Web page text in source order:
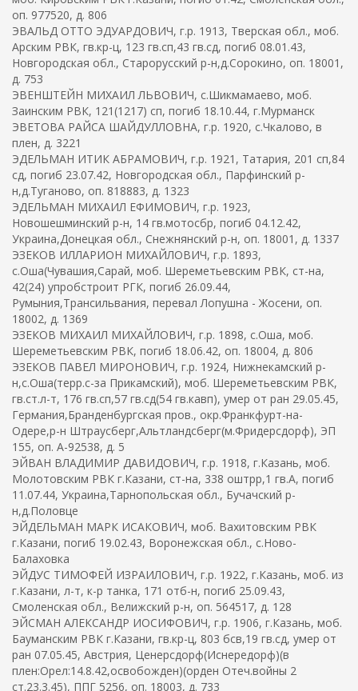
оп. 977520, д. 806
ЭВАЛЬД ОТТО ЭДУАРДОВИЧ, г.р. 1913, Тверская обл., моб.
Арским РВК, гв.кр-ц, 123 гв.сп,43 гв.сд, погиб 08.01.43,
Новгородская обл., Старорусский р-н,д.Сорокино, оп. 18001,
д. 753
ЭВЕНШТЕЙН МИХАИЛ ЛЬВОВИЧ, с.Шикмамаево, моб.
Заинским РВК, 121(1217) сп, погиб 18.10.44, г.Мурманск
ЭВЕТОВА РАЙСА ШАЙДУЛЛОВНА, г.р. 1920, с.Чкалово, в
плен, д. 3221
ЭДЕЛЬМАН ИТИК АБРАМОВИЧ, г.р. 1921, Татария, 201 сп,84
сд, погиб 23.07.42, Новгородская обл., Парфинский р-
н,д.Туганово, оп. 818883, д. 1323
ЭДЕЛЬМАН МИХАИЛ ЕФИМОВИЧ, г.р. 1923,
Новошешминский р-н, 14 гв.мотосбр, погиб 04.12.42,
Украина,Донецкая обл., Снежнянский р-н, оп. 18001, д. 1337
ЭЗЕКОВ ИЛЛАРИОН МИХАЙЛОВИЧ, г.р. 1893,
с.Оша(Чувашия,Сарай, моб. Шереметьевским РВК, ст-на,
42(24) упробстроит РГК, погиб 26.09.44,
Румыния,Трансильвания, перевал Лопушна - Жосени, оп.
18002, д. 1369
ЭЗЕКОВ МИХАИЛ МИХАЙЛОВИЧ, г.р. 1898, с.Оша, моб.
Шереметьевским РВК, погиб 18.06.42, оп. 18004, д. 806
ЭЗЕКОВ ПАВЕЛ МИРОНОВИЧ, г.р. 1924, Нижнекамский р-
н,с.Оша(терр.с-за Прикамский), моб. Шереметьевским РВК,
гв.ст.л-т, 176 гв.сп,57 гв.сд(54 гв.кавп), умер от ран 29.05.45,
Германия,Бранденбургская пров., окр.Франкфурт-на-
Одере,р-н Штраусберг,Альтландсберг(м.Фридерсдорф), ЭП
155, оп. А-92538, д. 5
ЭЙВАН ВЛАДИМИР ДАВИДОВИЧ, г.р. 1918, г.Казань, моб.
Молотовским РВК г.Казани, ст-на, 338 оштрр,1 гв.А, погиб
11.07.44, Украина,Тарнопольская обл., Бучачский р-
н,д.Половце
ЭЙДЕЛЬМАН МАРК ИСАКОВИЧ, моб. Вахитовским РВК
г.Казани, погиб 19.02.43, Воронежская обл., с.Ново-
Балаховка
ЭЙДУС ТИМОФЕЙ ИЗРАИЛОВИЧ, г.р. 1922, г.Казань, моб. из
г.Казани, л-т, к-р танка, 171 отб-н, погиб 25.09.43,
Смоленская обл., Велижский р-н, оп. 564517, д. 128
ЭЙСМАН АЛЕКСАНДР ИОСИФОВИЧ, г.р. 1906, г.Казань, моб.
Бауманским РВК г.Казани, гв.кр-ц, 803 бсв,19 гв.сд, умер от
ран 07.05.45, Австрия, Ценерсдорф(Иснередорф)(в
плен:Орел:14.8.42,освобожден)(орден Отеч.войны 2
ст.23.3.45), ППГ 5256, оп. 18003, д. 733